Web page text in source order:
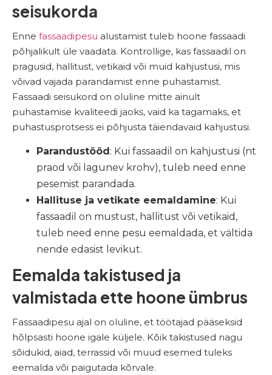
seisukorda
Enne fassaadipesu alustamist tuleb hoone fassaadi
põhjalikult üle vaadata. Kontrollige, kas fassaadil on
pragusid, hallitust, vetikaid või muid kahjustusi, mis
võivad vajada parandamist enne puhastamist.
Fassaadi seisukord on oluline mitte ainult
puhastamise kvaliteedi jaoks, vaid ka tagamaks, et
puhastusprotsess ei põhjusta täiendavaid kahjustusi.
Parandustööd : Kui fassaadil on kahjustusi (nt
praod või lagunev krohv), tuleb need enne
pesemist parandada.
Hallituse ja vetikate eemaldamine: Kui
fassaadil on mustust, hallitust või vetikaid,
tuleb need enne pesu eemaldada, et vältida
nende edasist levikut.
Eemalda takistused ja
valmistada ette hoone ümbrus
Fassaadipesu ajal on oluline, et töötajad pääseksid
hõlpsasti hoone igale küljele. Kõik takistused nagu
sõidukid, aiad, terrassid või muud esemed tuleks
eemalda või paigutada kõrvale.